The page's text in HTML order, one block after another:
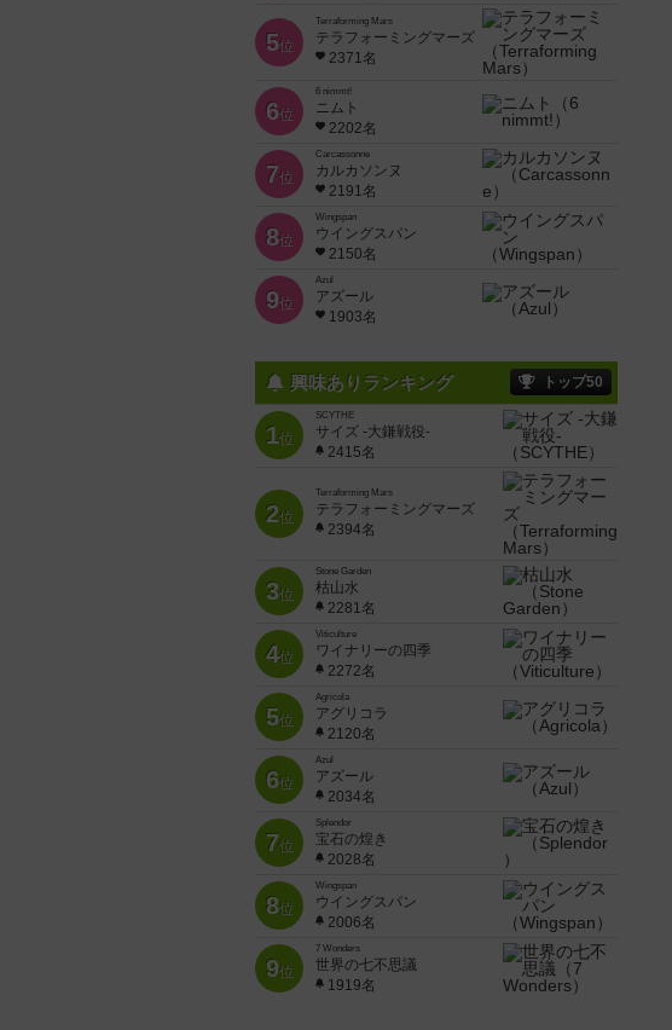
5位
Terraforming Mars
テラフォーミングマーズ
2371名
6位
6 nimmt!
ニムト
2202名
7位
Carcassonne
カルカソンヌ
2191名
8位
Wingspan
ウイングスパン
2150名
9位
Azul
アズール
1903名
興味ありランキング トップ50
1位
SCYTHE
サイズ -大鎌戦役-
2415名
2位
Terraforming Mars
テラフォーミングマーズ
2394名
3位
Stone Garden
枯山水
2281名
4位
Viticulture
ワイナリーの四季
2272名
5位
Agricola
アグリコラ
2120名
6位
Azul
アズール
2034名
7位
Splendor
宝石の煌き
2028名
8位
Wingspan
ウイングスパン
2006名
9位
7 Wonders
世界の七不思議
1919名